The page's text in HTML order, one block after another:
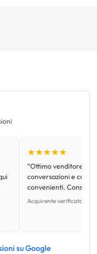
★★★★★
“Ottimo venditore,
conversazioni e con
convenienti.
Acquirente verificato •
su Google